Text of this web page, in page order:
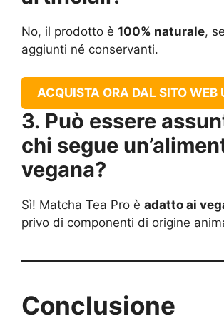
No, il prodotto è 100% naturale,
aggiunti né conservanti.
ACQUISTA ORA DAL SITO WEB
3. Può essere
chi segue
vegana?
Sì! Matcha Tea Pro è adatto ai
privo di componenti di origine
Conclusione